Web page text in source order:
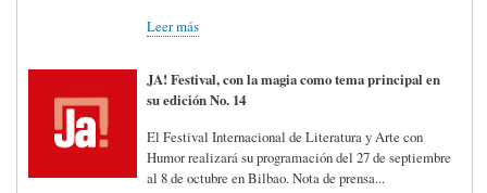
Leer más
JA! Festival, con la magia como tema principal en
su edición No. 14
El Festival Internacional de Literatura y Arte con
Humor realizará su programación del 27 de septiembre
al 8 de octubre en Bilbao. Nota de prensa...